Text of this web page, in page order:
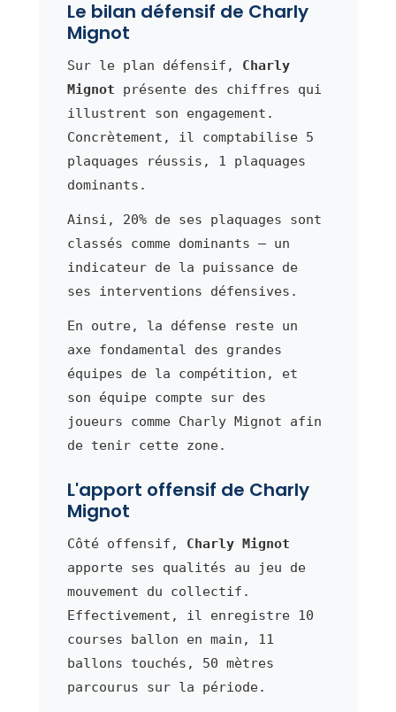
Le bilan défensif de Charly
Mignot
Sur le plan défensif, Charly
Mignot présente des chiffres qui
illustrent son engagement.
Concrètement, il comptabilise 5
plaquages réussis, 1 plaquages
dominants.
Ainsi, 20% de ses plaquages sont
classés comme dominants — un
indicateur de la puissance de
ses interventions défensives.
En outre, la défense reste un
axe fondamental des grandes
équipes de la compétition, et
son équipe compte sur des
joueurs comme Charly Mignot afin
de tenir cette zone.
L'apport offensif de Charly
Mignot
Côté offensif, Charly Mignot
apporte ses qualités au jeu de
mouvement du collectif.
Effectivement, il enregistre 10
courses ballon en main, 11
ballons touchés, 50 mètres
parcourus sur la période.